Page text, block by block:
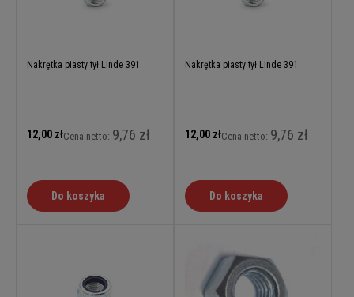
Nakrętka piasty tył Linde 391
12,00 złCena netto: 9,76 zł
Do koszyka
Nakrętka piasty tył Linde 391
12,00 złCena netto: 9,76 zł
Do koszyka